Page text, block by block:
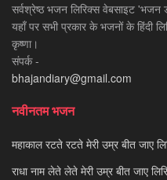
सर्वश्रेष्ठ भजन लिरिक्स वेबसाइट 'भजन
यहाँ पर सभी प्रकार के भजनों के हिंदी
कृष्णा।
संपर्क -
bhajandiary@gmail.com
नवीनतम भजन
महाकाल रटते रटते मेरी उम्र बीत जाए
राधा नाम लेते लेते मेरी उम्र बीत जाए